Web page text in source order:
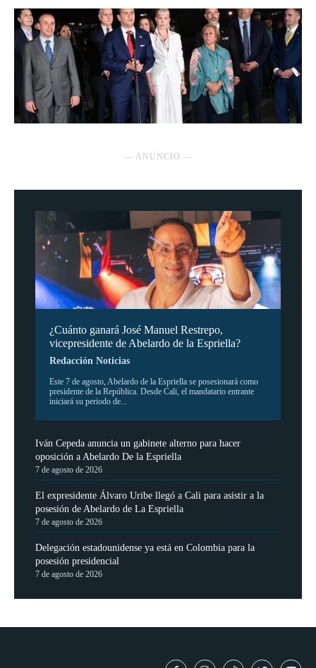
― ANUNCIO ―
¿Cuánto ganará José Manuel Restrepo,
vicepresidente de Abelardo de la Espriella?
Redacción Noticias
Este 7 de agosto, Abelardo de la Espriella se posesionará como
presidente de la República. Desde Cali, el mandatario entrante
iniciará su periodo de...
Iván Cepeda anuncia un gabinete alterno para hacer
oposición a Abelardo De la Espriella
7 de agosto de 2026
El expresidente Álvaro Uribe llegó a Cali para asistir a la
posesión de Abelardo de La Espriella
7 de agosto de 2026
Delegación estadounidense ya está en Colombia para la
posesión presidencial
7 de agosto de 2026